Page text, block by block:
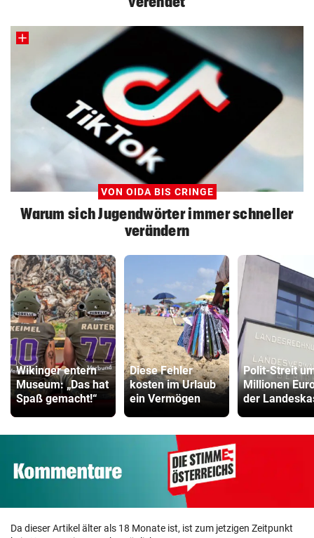
VON OIDA BIS CRINGE
Warum sich Jugendwörter immer schneller
verändern
Wikinger entern
Museum: „Das hat
Spaß gemacht!“
Diese Fehler
kosten im Urlaub
ein Vermögen
Polit-Streit
Millionen
der
Da dieser Artikel älter als 18 Monate ist, ist zum jetzigen Zeitpunkt